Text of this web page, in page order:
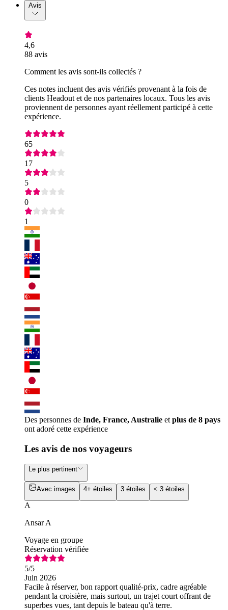
Avis
4,6
88 avis
Comment les avis sont-ils collectés ?
Ces notes incluent des avis vérifiés provenant à la fois de
clients Headout et de nos partenaires locaux. Tous les avis
proviennent de personnes ayant réellement participé à cette
expérience.
65
17
5
0
1
Des personnes de Inde, France, Australie et plus de 8 pays
ont adoré cette expérience
Les avis de nos voyageurs
Le plus pertinent
Avec images 4+ étoiles 3 étoiles < 3 étoiles
A
Ansar A
Voyage en groupe
Réservation vérifiée
5/5
Juin 2026
Facile à réserver, bon rapport qualité-prix, cadre agréable
pendant la croisière, mais surtout, un trajet court offrant de
superbes vues, tant depuis le bateau qu'à terre.